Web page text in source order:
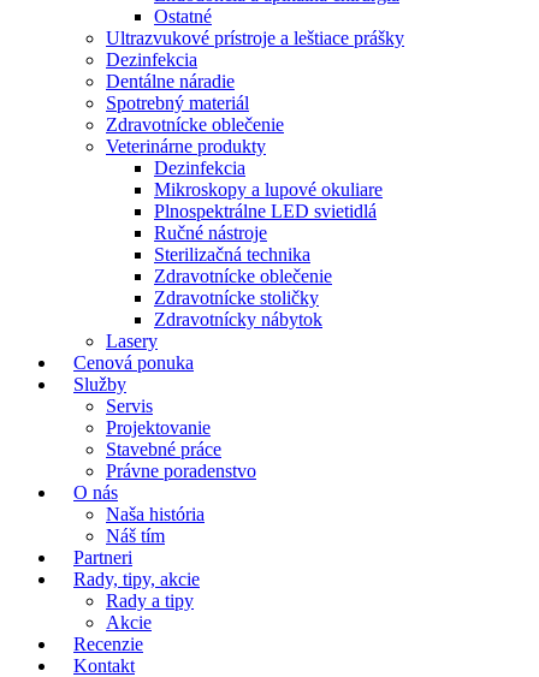
Ostatné
Ultrazvukové prístroje a leštiace prášky
Dezinfekcia
Dentálne náradie
Spotrebný materiál
Zdravotnícke oblečenie
Veterinárne produkty
Dezinfekcia
Mikroskopy a lupové okuliare
Plnospektrálne LED svietidlá
Ručné nástroje
Sterilizačná technika
Zdravotnícke oblečenie
Zdravotnícke stoličky
Zdravotnícky nábytok
Lasery
Cenová ponuka
Služby
Servis
Projektovanie
Stavebné práce
Právne poradenstvo
O nás
Naša história
Náš tím
Partneri
Rady, tipy, akcie
Rady a tipy
Akcie
Recenzie
Kontakt